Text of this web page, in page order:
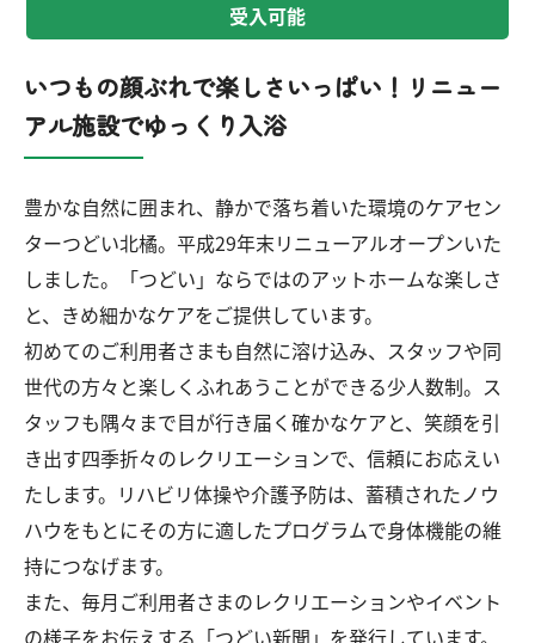
受入可能
いつもの顔ぶれで楽しさいっぱい！リニュー
アル施設でゆっくり入浴
豊かな自然に囲まれ、静かで落ち着いた環境のケアセン
ターつどい北橘。平成29年末リニューアルオープンいた
しました。「つどい」ならではのアットホームな楽しさ
と、きめ細かなケアをご提供しています。
初めてのご利用者さまも自然に溶け込み、スタッフや同
世代の方々と楽しくふれあうことができる少人数制。ス
タッフも隅々まで目が行き届く確かなケアと、笑顔を引
き出す四季折々のレクリエーションで、信頼にお応えい
たします。リハビリ体操や介護予防は、蓄積されたノウ
ハウをもとにその方に適したプログラムで身体機能の維
持につなげます。
また、毎月ご利用者さまのレクリエーションやイベント